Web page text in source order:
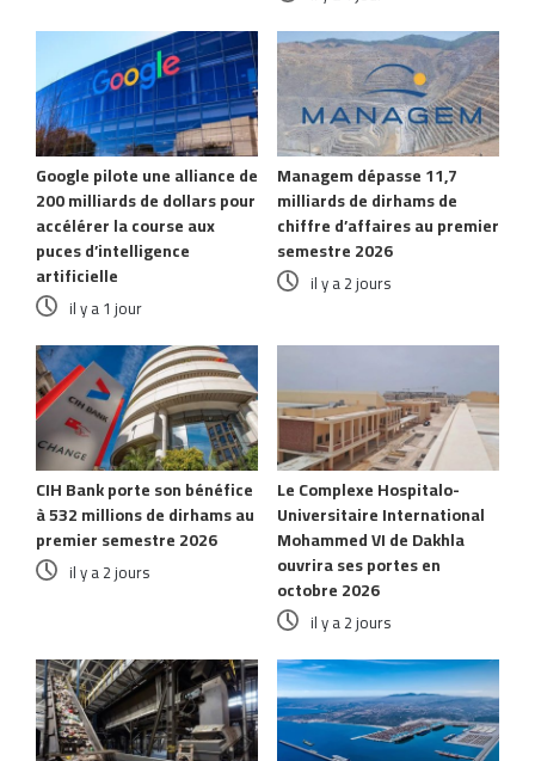
Google pilote une alliance de
200 milliards de dollars pour
accélérer la course aux
puces d’intelligence
artificielle
il y a 1 jour
Managem dépasse 11,7
milliards de dirhams de
chiffre d’affaires au premier
semestre 2026
il y a 2 jours
CIH Bank porte son bénéfice
à 532 millions de dirhams au
premier semestre 2026
il y a 2 jours
Le Complexe Hospitalo-
Universitaire International
Mohammed VI de Dakhla
ouvrira ses portes en
octobre 2026
il y a 2 jours